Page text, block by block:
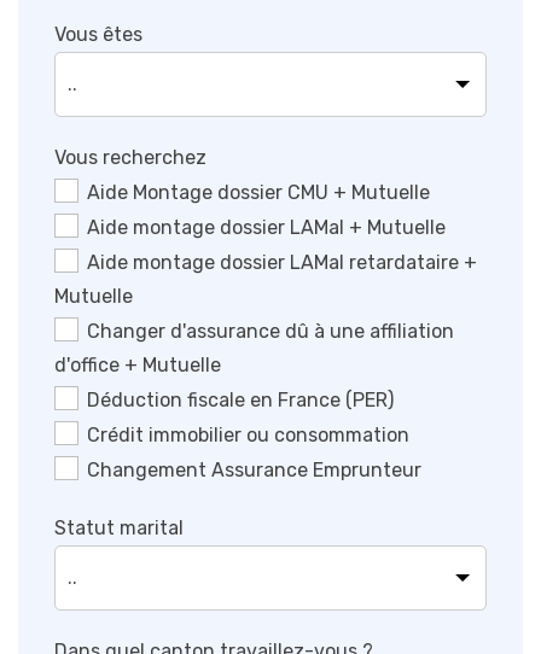
Vous êtes
Vous recherchez
Aide Montage dossier CMU + Mutuelle
Aide montage dossier LAMal + Mutuelle
Aide montage dossier LAMal retardataire +
Mutuelle
Changer d'assurance dû à une affiliation
d'office + Mutuelle
Déduction fiscale en France (PER)
Crédit immobilier ou consommation
Changement Assurance Emprunteur
Statut marital